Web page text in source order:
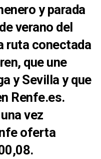
y parada
verano del
ruta conectada
que une
y Sevilla y que
Renfe.es.
vez
oferta